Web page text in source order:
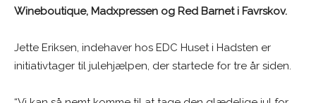
Wineboutique, Madxpressen og Red Barnet i Favrskov.
Jette Eriksen, indehaver hos EDC Huset i Hadsten er
initiativtager til julehjælpen, der startede for tre år siden.